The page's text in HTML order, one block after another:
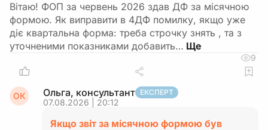
Вітаю! ФОП за червень 2026 здав ДФ за місячною
формою. Як виправити в 4ДФ помилку, якщо уже
діє квартальна форма: треба строчку знять , та з
уточненими показниками добавить…
9
ОК Ольга, консультант ЕКСПЕРТ
07.08.2026 | 20:12
Якщо звіт за місячною формою був